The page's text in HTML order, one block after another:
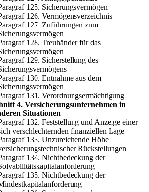
125. Sicherungsvermögen
126. Vermögensverzeichnis
127. Zuführungen zum
128. Treuhänder für das
129. Sicherstellung des
130. Entnahme aus dem
131. Verordnungsermächtigung
4. Versicherungsunternehmen in
Situationen
132. Feststellung und Anzeige einer
verschlechternden finanziellen Lage
133. Unzureichende Höhe
Rückstellungen
134. Nichtbedeckung der
135. Nichtbedeckung der